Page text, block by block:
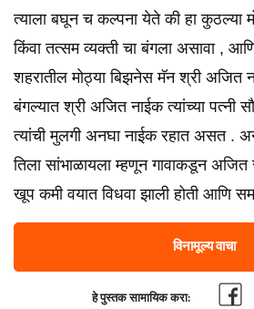
त्याला बघून च कल्पना येते की हा कुठल्या
किंवा तत्सम व्यक्ती चा बंगला असावा , आणि
शहरातील मोठ्या बिझनेस मॅन श्री अजित
बंगल्यात श्री अजित नाईक त्यांच्या पत्नी
त्यांची मुलगी अनघा नाईक रहात असत .
तिला सांभाळायला म्हणून गावाकडून अजित
खूप कमी वयात विधवा झाली होती आणि
विनामूल्य वाचा
हे पुस्तक सामायिक करा: